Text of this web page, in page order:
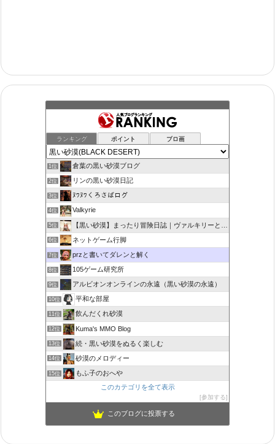
ランキング ポイント ブロ画
1位 倉葉の黒い砂漠ブログ
2位 リンの黒い砂漠日記
3位 ﾇﾜﾇﾜくろさばログ
4位 Valkyrie
5位 【黒い砂漠】まったり冒険日誌｜ヴァルキリーと闇の精霊の旅
6位 ネットゲーム行脚
7位 przと書いてダレンと解く
8位 105ゲーム研究所
9位 アルビオンオンラインの永遠（黒い砂漠の永遠）
10位 平和な部屋
11位 飲んだくれ砂漠
12位 Kuma's MMO Blog
13位 続・黒い砂漠をぬるく楽しむ
14位 砂漠のメロディー
15位
もふ子のおへや
このカテゴリを全て表示
参加する
このブログに投票する